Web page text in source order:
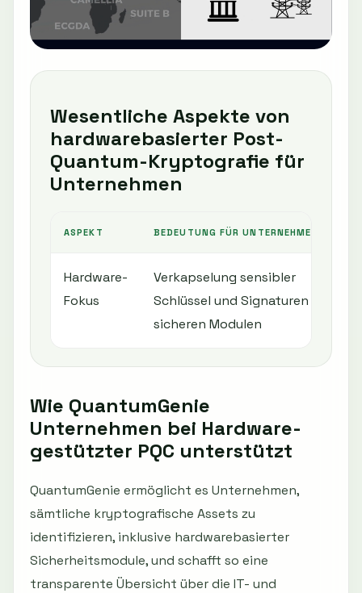
Wesentliche Aspekte von
hardwarebasierter Post-
Quantum-Kryptografie für
Unternehmen
ASPEKT BEDEUTUNG FÜR UNTERNEHMEN
Hardware-
Fokus
Verkapselung sensibler
Schlüssel und Signaturen in
sicheren Modulen
Wie QuantumGenie
Unternehmen bei Hardware-
gestützter PQC unterstützt
QuantumGenie ermöglicht es Unternehmen,
sämtliche kryptografische Assets zu
identifizieren, inklusive hardwarebasierter
Sicherheitsmodule, und schafft so eine
transparente Übersicht über die IT- und